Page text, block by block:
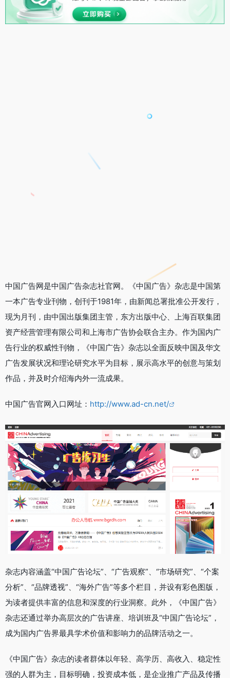
中国广告网是中国广告杂志社官网。《中国广告》杂志是中国第
一本广告专业刊物，创刊于1981年，由新闻总署批准公开发行，
现为月刊，由中国出版集团主管，东方出版中心、上海百联集团
资产经营管理有限公司和上海市广告协会联合主办。作为国内广
告行业的权威性刊物，《中国广告》杂志以全面反映中国及华文
广告发展状况和理论研究水平为目标，展示高水平的创意与策划
作品，并及时介绍海内外一流成果。
中国广告官网入口网址： http://www.ad-cn.net/
杂志内容涵盖“中国广告论坛”、“广告观察”、“市场研究”、“个案
分析”、“品牌透视”、“海外广告”等多个栏目，并设有彩色图版，
为读者提供丰富的信息和深度的行业洞察。此外，《中国广告》
杂志还通过举办高层次的广告讲座、培训班及“中国广告论坛”，
成为国内广告界最具学术价值和影响力的品牌活动之一。
《中国广告》杂志的读者群体以年轻、高学历、高收入、稳定性
强的人群为主，目标明确，投资成本低，是企业推广产品及传播